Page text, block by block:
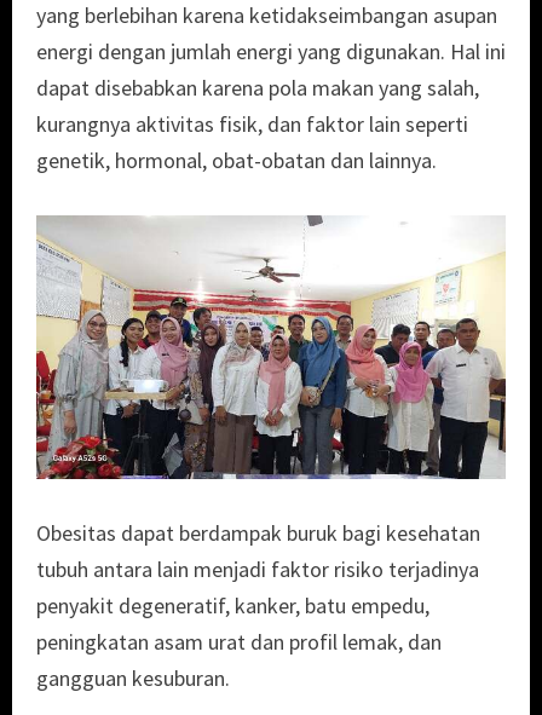
yang berlebihan karena ketidakseimbangan asupan
energi dengan jumlah energi yang digunakan. Hal ini
dapat disebabkan karena pola makan yang salah,
kurangnya aktivitas fisik, dan faktor lain seperti
genetik, hormonal, obat-obatan dan lainnya.
Obesitas dapat berdampak buruk bagi kesehatan
tubuh antara lain menjadi faktor risiko terjadinya
penyakit degeneratif, kanker, batu empedu,
peningkatan asam urat dan profil lemak, dan
gangguan kesuburan.